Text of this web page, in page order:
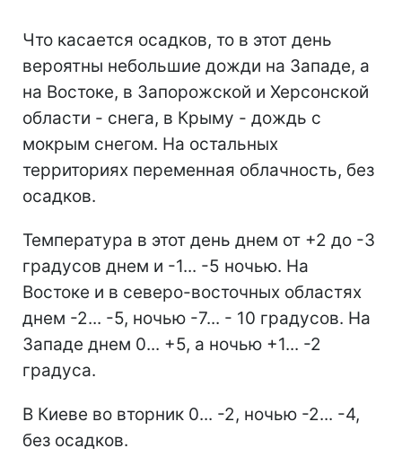
Что касается осадков, то в этот день
вероятны небольшие дожди на Западе, а
на Востоке, в Запорожской и Херсонской
области - снега, в Крыму - дождь с
мокрым снегом. На остальных
территориях переменная облачность, без
осадков.
Температура в этот день днем от +2 до -3
градусов днем и -1... -5 ночью. На
Востоке и в северо-восточных областях
днем -2... -5, ночью -7... - 10 градусов. На
Западе днем 0... +5, а ночью +1... -2
градуса.
В Киеве во вторник 0... -2, ночью -2... -4,
без осадков.